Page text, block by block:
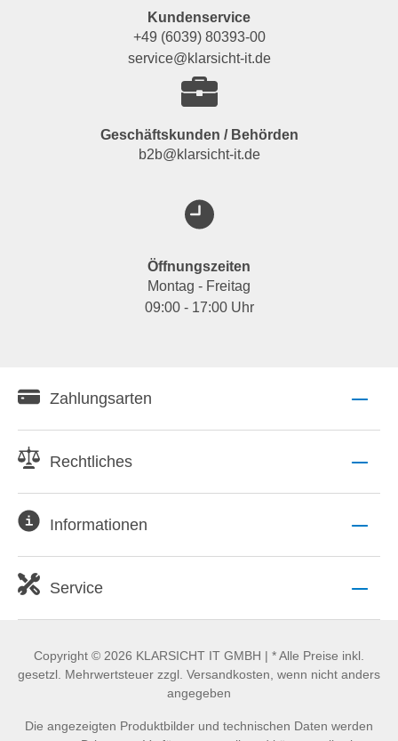
Kundenservice
+49 (6039) 80393-00
service@klarsicht-it.de
Geschäftskunden / Behörden
b2b@klarsicht-it.de
Öffnungszeiten
Montag - Freitag
09:00 - 17:00 Uhr
Zahlungsarten
Rechtliches
Informationen
Service
Copyright © 2026 KLARSICHT IT GMBH | * Alle Preise inkl.
gesetzl. Mehrwertsteuer zzgl. Versandkosten, wenn nicht anders
angegeben
Die angezeigten Produktbilder und technischen Daten werden